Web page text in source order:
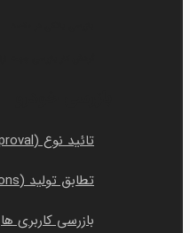
تائید نوع (Type Approval)
تطابق تولید (Conformity of Productions)
بازرسی کاربری ها